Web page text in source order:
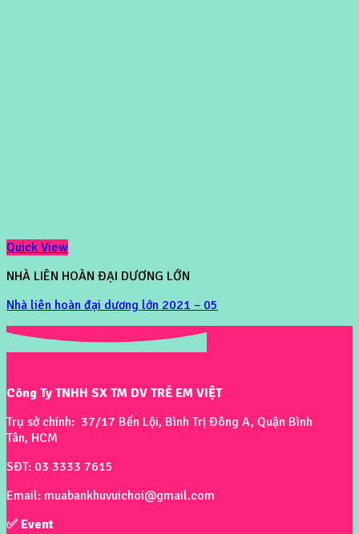
Quick View
NHÀ LIÊN HOÀN ĐẠI DƯƠNG LỚN
Nhà liên hoàn đại dương lớn 2021 – 05
Công Ty TNHH SX TM DV TRẺ EM VIỆT
Trụ sở chính: 37/17 Bến Lội, Bình Trị Đông A, Quận Bình
Tân, HCM
SĐT: 03 3333 7615
Email: muabankhuvuichoi@gmail.com
✅ Event